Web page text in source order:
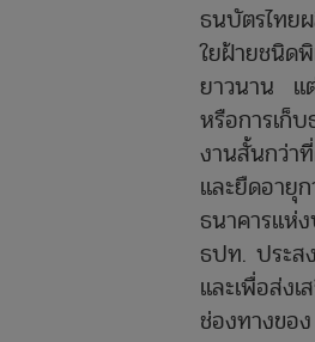
ธนบัตรไทย
ใยฝ้ายชนิด
ยาวนาน แต่
หรือการเก็
งานสั้นกว่า
และยืดอายุ
ธนาคารแห่
ธปท. ประส
และเพื่อส่ง
ช่องทางขอ